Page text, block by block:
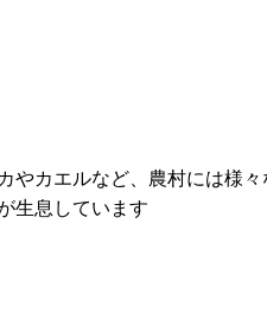
やカエルなど、農村には様々
生息しています